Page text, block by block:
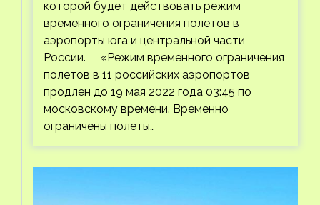
которой будет действовать режим
временного ограничения полетов в
аэропорты юга и центральной части
России. «Режим временного ограничения
полетов в 11 российских аэропортов
продлен до 19 мая 2022 года 03:45 по
московскому времени. Временно
ограничены полеты…